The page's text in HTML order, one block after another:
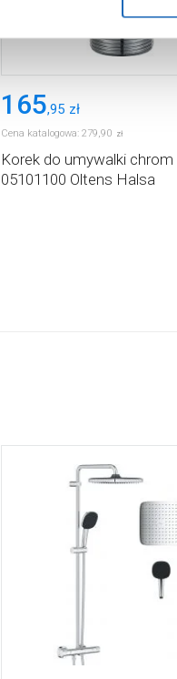
165,95 zł
Cena katalogowa: 279,90 zł
Korek do umywalki chrom
05101100 Oltens Halsa